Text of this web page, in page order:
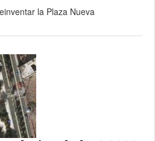
la Plaza Nueva